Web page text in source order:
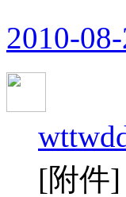
2010-
[附件]